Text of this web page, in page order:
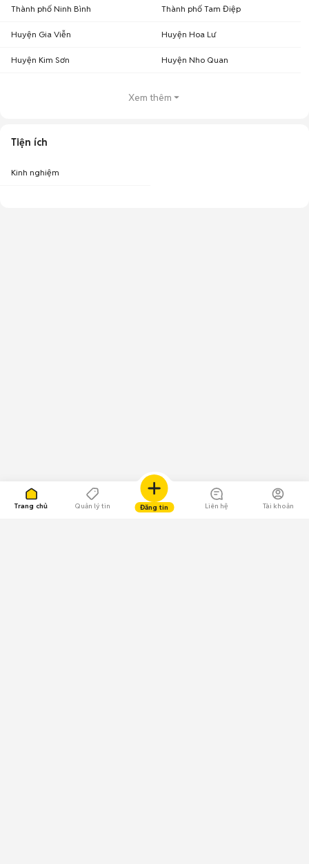
Trang chủ Quản lý tin Đăng tin Liên hệ Tài khoản
Thành phố Ninh Bình Thành phố Tam Điệp
Huyện Gia Viễn Huyện Hoa Lư
Huyện Kim Sơn Huyện Nho Quan
Xem thêm
Tiện ích
Kinh nghiệm